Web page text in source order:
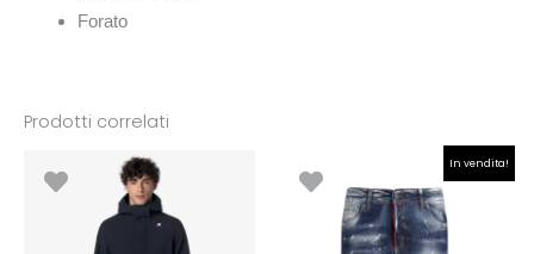
Forato
Prodotti correlati
In vendita!
originale
era:
€199.00.
prezzo
attuale
è:
€99.00.